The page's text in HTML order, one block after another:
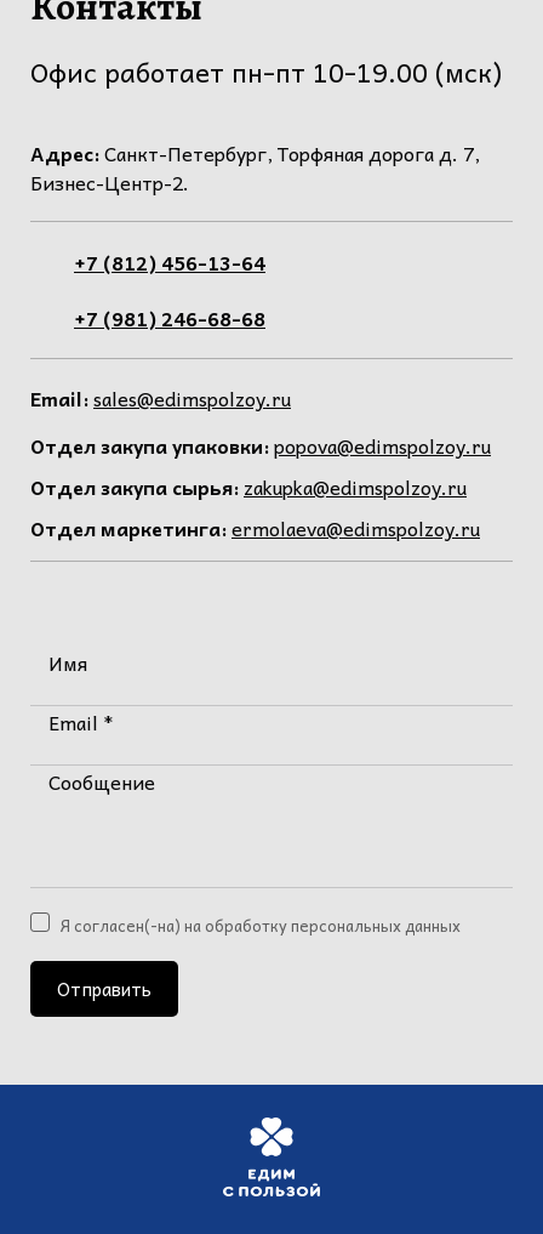
Офис работает пн-пт 10-19.00 (мск)
Адрес:Санкт-Петербург, Торфяная дорога д. 7,
Бизнес-Центр-2.
+7 (812) 456-13-64
+7 (981) 246-68-68
Email:sales@edimspolzoy.ru
Отдел закупа упаковки:popova@edimspolzoy.ru
Отдел закупа сырья:zakupka@edimspolzoy.ru
Отдел маркетинга:ermolaeva@edimspolzoy.ru
Имя
Email *
Сообщение
Отправить
Я согласен(-на) на обработку персональных данных